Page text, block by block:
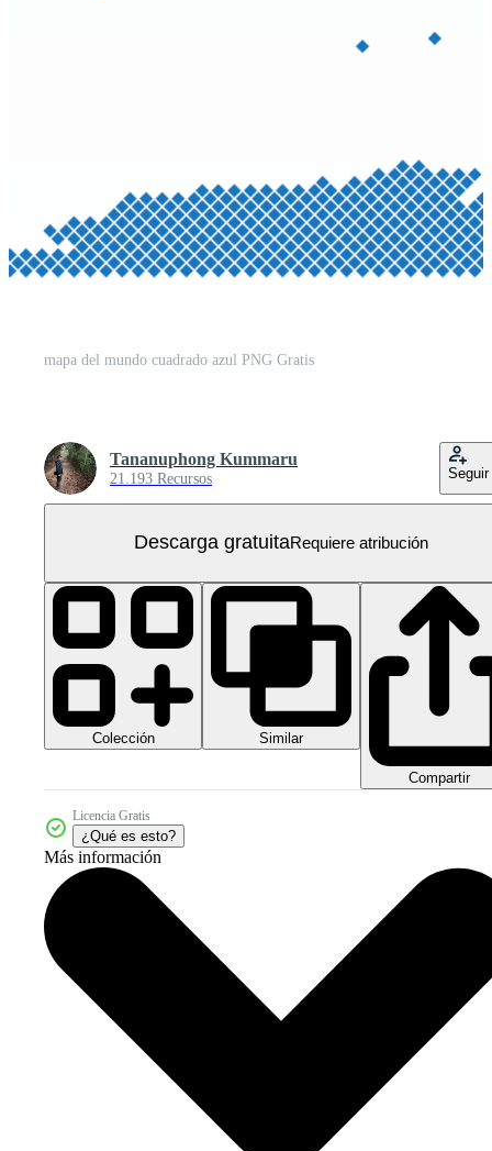
mapa del mundo cuadrado azul PNG Gratis
Tananuphong Kummaru
21.193 Recursos Seguir
Descarga gratuitaRequiere atribución
Colección Similar
Compartir
Licencia Gratis
¿Qué es esto?
Más información